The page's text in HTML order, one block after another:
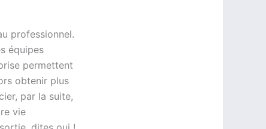
professionnel.
équipes
permettent
obtenir plus
par la suite,
vie